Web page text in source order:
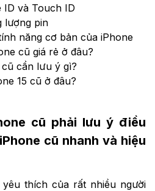
ID và Touch ID
lượng pin
năng cơ bản của iPhone
cũ giá rẻ ở đâu?
cũ cần lưu ý gì?
15 cũ ở đâu?
cũ phải lưu ý điều
cũ nhanh và hiệu
thích của rất nhiều người